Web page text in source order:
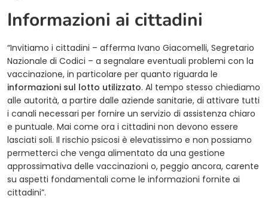
Informazioni ai cittadini
“Invitiamo i cittadini – afferma Ivano Giacomelli, Segretario
Nazionale di Codici – a segnalare eventuali problemi con la
vaccinazione, in particolare per quanto riguarda le
informazioni sul lotto utilizzato. Al tempo stesso chiediamo
alle autorità, a partire dalle aziende sanitarie, di attivare tutti
i canali necessari per fornire un servizio di assistenza chiaro
e puntuale. Mai come ora i cittadini non devono essere
lasciati soli. Il rischio psicosi è elevatissimo e non possiamo
permetterci che venga alimentato da una gestione
approssimativa delle vaccinazioni o, peggio ancora, carente
su aspetti fondamentali come le informazioni fornite ai
cittadini”.